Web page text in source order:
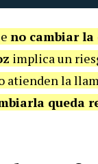
no cambiar
implica un
atienden la
queda